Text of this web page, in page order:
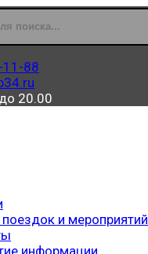
88
20.00
и мероприятий
информации